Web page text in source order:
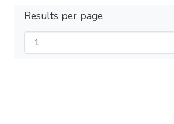
Results per page